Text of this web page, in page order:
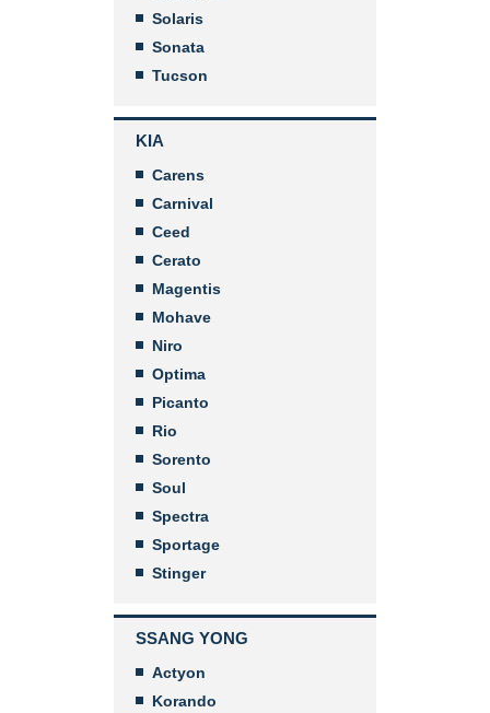
Solaris
Sonata
Tucson
KIA
Carens
Carnival
Ceed
Cerato
Magentis
Mohave
Niro
Optima
Picanto
Rio
Sorento
Soul
Spectra
Sportage
Stinger
SSANG YONG
Actyon
Korando